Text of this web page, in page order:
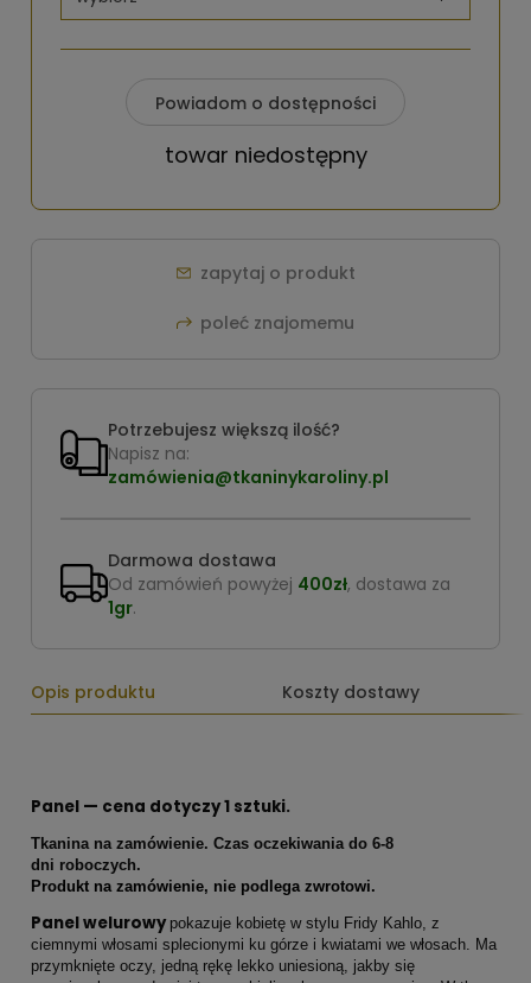
Powiadom o dostępności
towar niedostępny
zapytaj o produkt
poleć znajomemu
Potrzebujesz większą ilość?
Napisz na:
zamówienia@tkaninykaroliny.pl
Darmowa dostawa
Od zamówień powyżej 400zł, dostawa za
1gr.
Opis produktu Koszty dostawy
Panel — cena dotyczy 1 sztuki.
Tkanina na zamówienie. Czas oczekiwania do 6-8
dni roboczych.
Produkt na zamówienie, nie podlega zwrotowi.
Panel welurowy pokazuje kobietę w stylu Fridy Kahlo, z
ciemnymi włosami splecionymi ku górze i kwiatami we włosach. Ma
przymknięte oczy, jedną rękę lekko uniesioną, jakby się